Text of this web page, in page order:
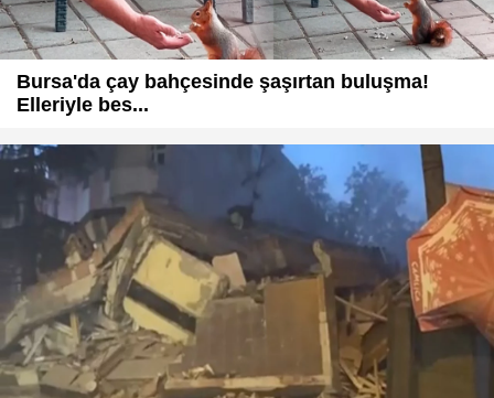
Bursa'da çay bahçesinde şaşırtan buluşma!
Elleriyle bes...